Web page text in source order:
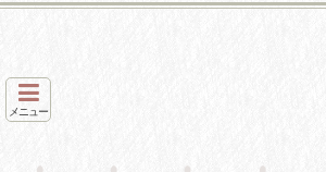
メニュー